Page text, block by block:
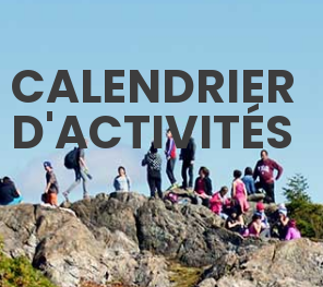
CALENDRIER
D'ACTIVITÉS